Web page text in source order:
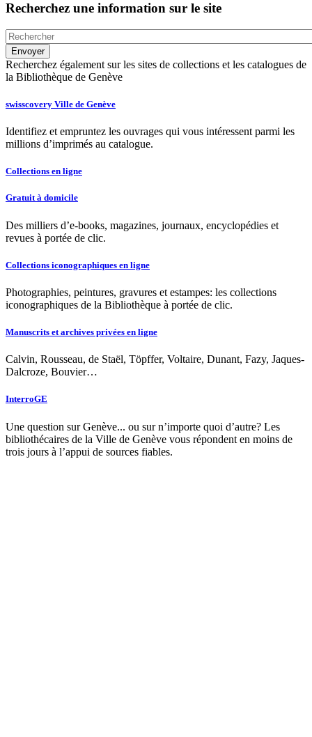
Recherchez une information sur le site
Recherchez également sur les sites de collections et les catalogues de
la Bibliothèque de Genève
swisscovery Ville de Genève
Identifiez et empruntez les ouvrages qui vous intéressent parmi les
millions d’imprimés au catalogue.
Collections en ligne
Gratuit à domicile
Des milliers d’e-books, magazines, journaux, encyclopédies et
revues à portée de clic.
Collections iconographiques en ligne
Photographies, peintures, gravures et estampes: les collections
iconographiques de la Bibliothèque à portée de clic.
Manuscrits et archives privées en ligne
Calvin, Rousseau, de Staël, Töpffer, Voltaire, Dunant, Fazy, Jaques-
Dalcroze, Bouvier…
InterroGE
Une question sur Genève... ou sur n’importe quoi d’autre? Les
bibliothécaires de la Ville de Genève vous répondent en moins de
trois jours à l’appui de sources fiables.